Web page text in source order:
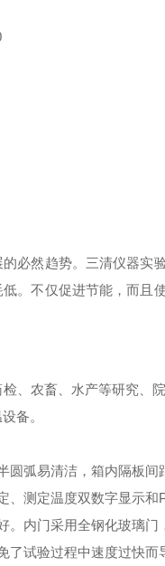
必然趋势。三清仪器实
。不仅促进节能，而且
、农畜、水产等研究、
备。
弧易清洁，箱内隔板间
、测定温度双数字显示和
。内门采用全钢化玻璃门
试验过程中速度过快而